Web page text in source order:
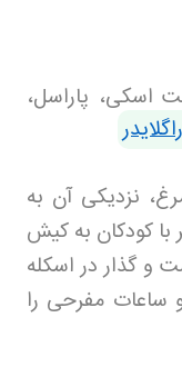
اسکی، پاراسل،
نزدیکی آن به
کودکان به کیش
و گذار در اسکله
ساعات مفرحی را